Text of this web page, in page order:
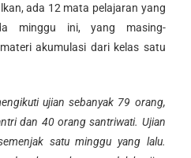
ada 12 mata pelajaran yang
minggu ini, yang masing-
akumulasi dari kelas satu
ujian sebanyak 79 orang,
dan 40 orang santriwati. Ujian
satu minggu yang lalu.